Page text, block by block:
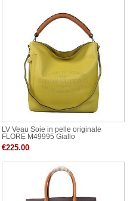
LV Veau Soie in pelle originale
FLORE M49995 Giallo
€225.00